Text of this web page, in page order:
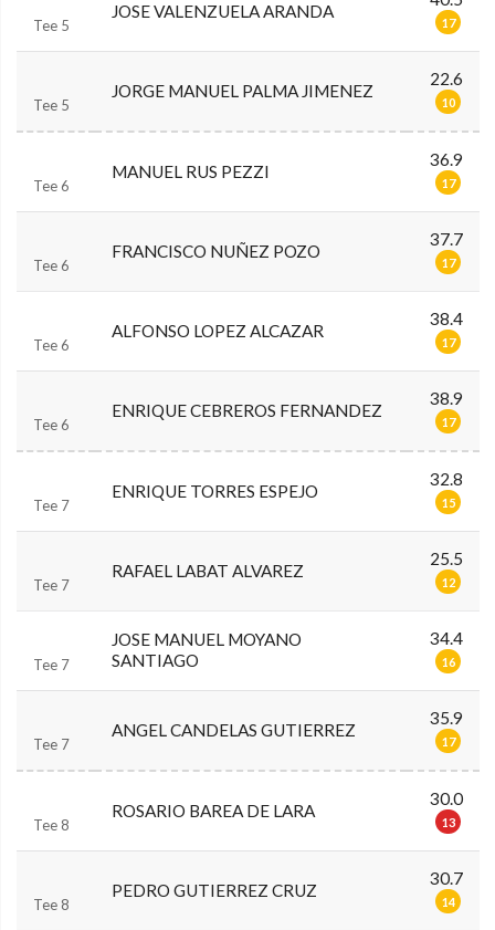
Tee 5
JOSE VALENZUELA ARANDA
17
Tee 5
JORGE MANUEL PALMA JIMENEZ
22.6
10
Tee 6
MANUEL RUS PEZZI
36.9
17
Tee 6
FRANCISCO NUÑEZ POZO
37.7
17
Tee 6
ALFONSO LOPEZ ALCAZAR
38.4
17
Tee 6
ENRIQUE CEBREROS FERNANDEZ
38.9
17
Tee 7
ENRIQUE TORRES ESPEJO
32.8
15
Tee 7
RAFAEL LABAT ALVAREZ
25.5
12
Tee 7
JOSE MANUEL MOYANO
SANTIAGO
34.4
16
Tee 7
ANGEL CANDELAS GUTIERREZ
35.9
17
Tee 8
ROSARIO BAREA DE LARA
30.0
13
Tee 8
PEDRO GUTIERREZ CRUZ
30.7
14